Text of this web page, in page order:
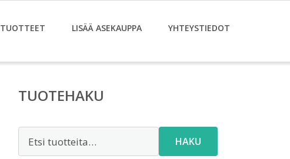
TUOTTEET LISÄÄ ASEKAUPPA YHTEYSTIEDOT
TUOTEHAKU
HAKU